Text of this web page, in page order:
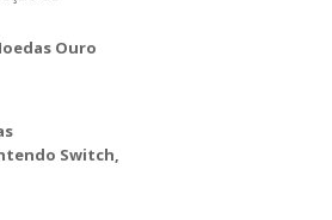
Ouro
Switch,